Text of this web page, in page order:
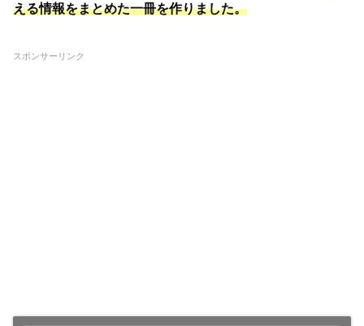
える情報をまとめた一冊を作りました。
スポンサーリンク